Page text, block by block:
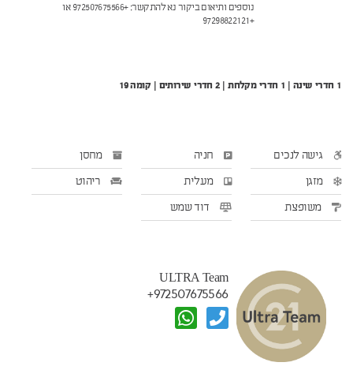
נוספים ותיאום ביקור נא להתקשר: +972507675566 או
+97298822121
1 חדרי שינה | 1 חדרי מקלחת | 2 חדרי שירותים | קומה 19
גישה לנכים חניה
מחסן
מזגן
מעלית
ריהוט
משופצת
דוד שמש
ULTRA Team
972507675566+